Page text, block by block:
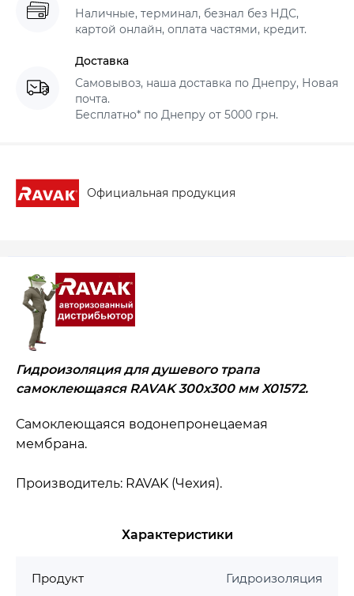
Наличные, терминал, безнал без НДС,
картой онлайн, оплата частями, кредит.
Доставка
Самовывоз, наша доставка по Днепру, Новая
почта.
Бесплатно* по Днепру от 5000 грн.
Официальная продукция
Гидроизоляция для душевого трапа
самоклеющаяся RAVAK 300x300 мм X01572.
Самоклеющаяся водонепронецаемая
мембрана.
Производитель: RAVAK (Чехия).
Характеристики
Продукт Гидроизоляция